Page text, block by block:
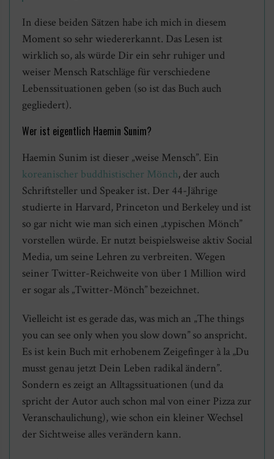
In diese beiden Sätzen habe ich mich in diesem
Moment so sehr wiedererkannt. Das Lesen ist
wirklich so, als würde Dir ein sehr ruhiger und
weiser Mensch Ratschläge für verschiedene
Lebenssituationen geben (so ist das Buch auch
gegliedert).
Wer ist eigentlich Haemin Sunim?
Haemin Sunim ist dieser „weise Mensch”. Ein
koreanischer buddhistischer Mönch, der auch
Schriftsteller und Speaker ist. Der 44-Jährige
studierte in Harvard, Princeton und Berkeley und ist
so gar nicht wie man sich einen „typischen Mönch”
vorstellen würde. Er nutzt beispielsweise aktiv Social
Media, um seine Lehren zu verbreiten. Wegen
seiner Twitter-Reichweite von über 1 Million wird
er sogar als „Twitter-Mönch” bezeichnet.
Vielleicht ist es gerade das, was mich an „The things
you can see only when you slow down” so anspricht.
Es ist kein Buch mit erhobenem Zeigefinger à la „Du
musst genau jetzt Dein Leben radikal ändern”.
Sondern es zeigt an Alltagssituationen (und da
spricht der Autor auch schon mal von einer Pizza zur
Veranschaulichung), wie schon ein kleiner Wechsel
der Sichtweise alles verändern kann.